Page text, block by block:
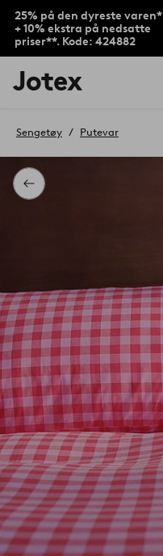
25% på den dyreste varen*
+ 10% ekstra på nedsatte
priser**. Kode: 424882
Jotex’
logo
til
Tilbake
Sengetøy Putevar